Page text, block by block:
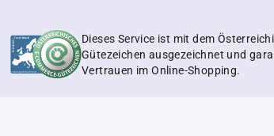
Dieses Service ist mit dem
Gütezeichen ausgezeichnet und
Vertrauen im Online-Shopping.